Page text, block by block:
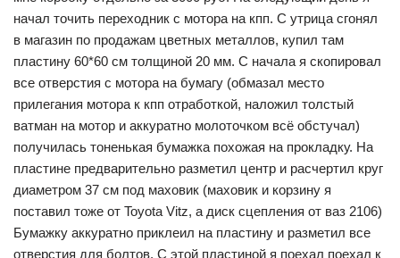
начал точить переходник с мотора на кпп. С утрица сгонял
в магазин по продажам цветных металлов, купил там
пластину 60*60 см толщиной 20 мм. С начала я скопировал
все отверстия с мотора на бумагу (обмазал место
прилегания мотора к кпп отработкой, наложил толстый
ватман на мотор и аккуратно молоточком всё обстучал)
получилась тоненькая бумажка похожая на прокладку. На
пластине предварительно разметил центр и расчертил круг
диаметром 37 см под маховик (маховик и корзину я
поставил тоже от Toyota Vitz, а диск сцепления от ваз 2106)
Бумажку аккуратно приклеил на пластину и разметил все
отверстия для болтов. С этой пластиной я поехал поехал к